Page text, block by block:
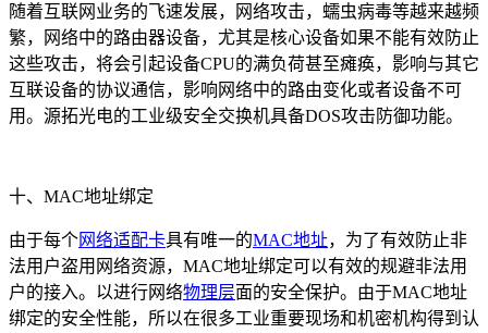
随着互联网业务的飞速发展，网络攻击，蠕虫病毒等越来越频
繁，网络中的路由器设备，尤其是核心设备如果不能有效防止
这些攻击，将会引起设备CPU的满负荷甚至瘫痪，影响与其它
互联设备的协议通信，影响网络中的路由变化或者设备不可
用。源拓光电的工业级安全交换机具备DOS攻击防御功能。
十、MAC地址绑定
由于每个网络适配卡具有唯一的MAC地址，为了有效防止非
法用户盗用网络资源，MAC地址绑定可以有效的规避非法用
户的接入。以进行网络物理层面的安全保护。 由于MAC地址
绑定的安全性能，所以在很多工业重要现场和机密机构得到认